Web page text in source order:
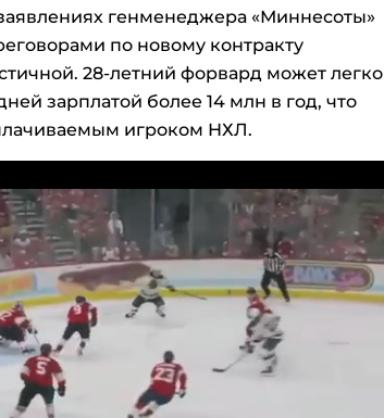
генменеджера «Миннесоты»
по новому контракту
28-летний форвард может легко
зарплатой более 14 млн в год, что
игроком НХЛ.